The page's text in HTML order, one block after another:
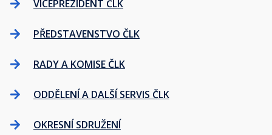
VICEPREZIDENT ČLK
PŘEDSTAVENSTVO ČLK
RADY A KOMISE ČLK
ODDĚLENÍ A DALŠÍ SERVIS ČLK
OKRESNÍ SDRUŽENÍ